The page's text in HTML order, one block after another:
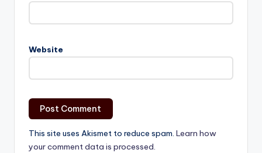
Website
This site uses Akismet to reduce spam. Learn how
your comment data is processed.